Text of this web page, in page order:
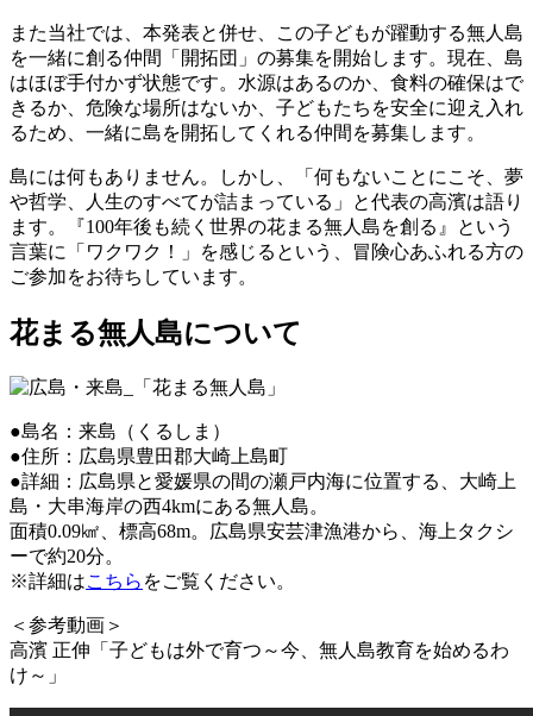
また当社では、本発表と併せ、この子どもが躍動する無人島
を一緒に創る仲間「開拓団」の募集を開始します。現在、島
はほぼ手付かず状態です。水源はあるのか、食料の確保はで
きるか、危険な場所はないか、子どもたちを安全に迎え入れ
るため、一緒に島を開拓してくれる仲間を募集します。
島には何もありません。しかし、「何もないことにこそ、夢
や哲学、人生のすべてが詰まっている」と代表の高濱は語り
ます。『100年後も続く世界の花まる無人島を創る』という
言葉に「ワクワク！」を感じるという、冒険心あふれる方の
ご参加をお待ちしています。
花まる無人島について
●島名：来島（くるしま）
●住所：広島県豊田郡大崎上島町
●詳細：広島県と愛媛県の間の瀬戸内海に位置する、大崎上
島・大串海岸の西4kmにある無人島。
面積0.09㎢、標高68m。広島県安芸津漁港から、海上タクシ
ーで約20分。
※詳細はこちら をご覧ください。
＜参考動画＞
高濱 正伸「子どもは外で育つ～今、無人島教育を始めるわ
け～」